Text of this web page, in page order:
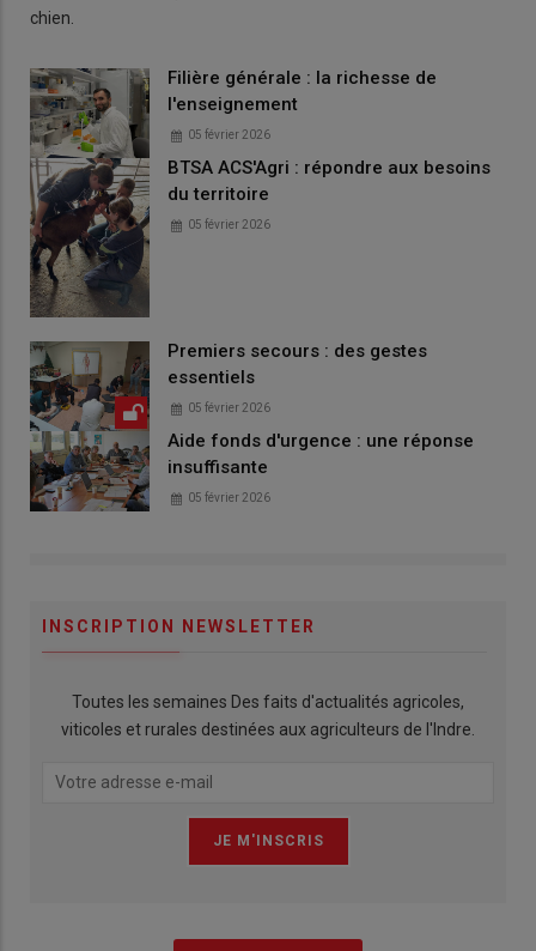
chien.
Filière générale : la richesse de
l'enseignement
05 février 2026
BTSA ACS'Agri : répondre aux besoins
du territoire
05 février 2026
Premiers secours : des gestes
essentiels
05 février 2026
Aide fonds d'urgence : une réponse
insuffisante
05 février 2026
INSCRIPTION NEWSLETTER
Toutes les semaines Des faits d'actualités agricoles,
viticoles et rurales destinées aux agriculteurs de l'Indre.